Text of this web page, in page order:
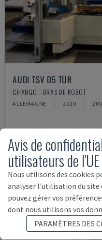
AUDI TSV D5 TÜR
CHANGO - BRAS DE ROBOT
ALLEMAGNE 2020
Avis de
utilisateurs de l'UE
Nous utilisons des cookies
analyser l'utilisation du site
pouvez gérer vos
dont nous utilisons vos
PARAMÈTRES DES